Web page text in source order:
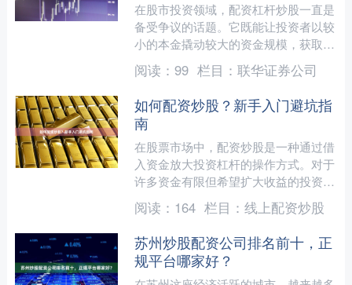
在股市投资领域，配资杠杆炒股一直是
备受争议的话题。它既能让投资者以较
小的本金撬动较大的资金规模，获取远
超常规的收益，也可能因市场波动带来
巨大亏损。对于追求高回报....
阅读： 99 栏目： 联华证券公司
如何配资炒股？新手入门避坑指
南
在股票市场中，配资炒股是一种通过借
入资金放大投资杠杆的操作方式。对于
许多资金有限但希望扩大收益的投资者
来说，配资似乎是一条“捷径”。然而，
配资炒股并非适合所有人....
阅读： 164 栏目： 线上配资炒股
苏州炒股配资公司排名前十，正
规平台哪家好？